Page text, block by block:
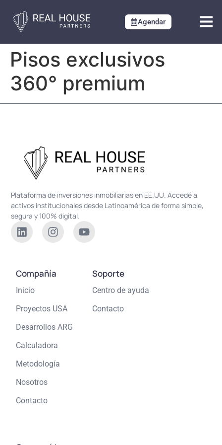
Agendar
Pisos exclusivos
360° premium
Plataforma de inversiones inmobiliarias en EE.UU. Accedé a
activos institucionales desde Latinoamérica de forma simple,
segura y 100% digital.
Compañía
Inicio
Proyectos USA
Desarrollos ARG
Calculadora
Metodología
Nosotros
Contacto
Soporte
Centro de ayuda
Contacto